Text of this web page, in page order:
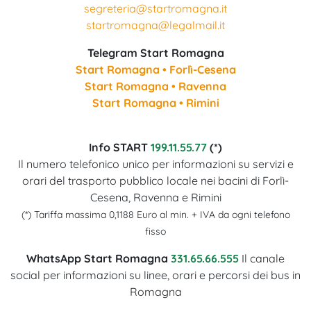
segreteria@startromagna.it
startromagna@legalmail.it
Telegram Start Romagna
Start Romagna • Forlì-Cesena
Start Romagna • Ravenna
Start Romagna • Rimini
Info START 199.11.55.77 (*)
Il numero telefonico unico per informazioni su servizi e
orari del trasporto pubblico locale nei bacini di Forlì-
Cesena, Ravenna e Rimini
(*) Tariffa massima 0,1188 Euro al min. + IVA da ogni telefono
fisso
WhatsApp Start Romagna 331.65.66.555 Il canale
social per informazioni su linee, orari e percorsi dei bus in
Romagna